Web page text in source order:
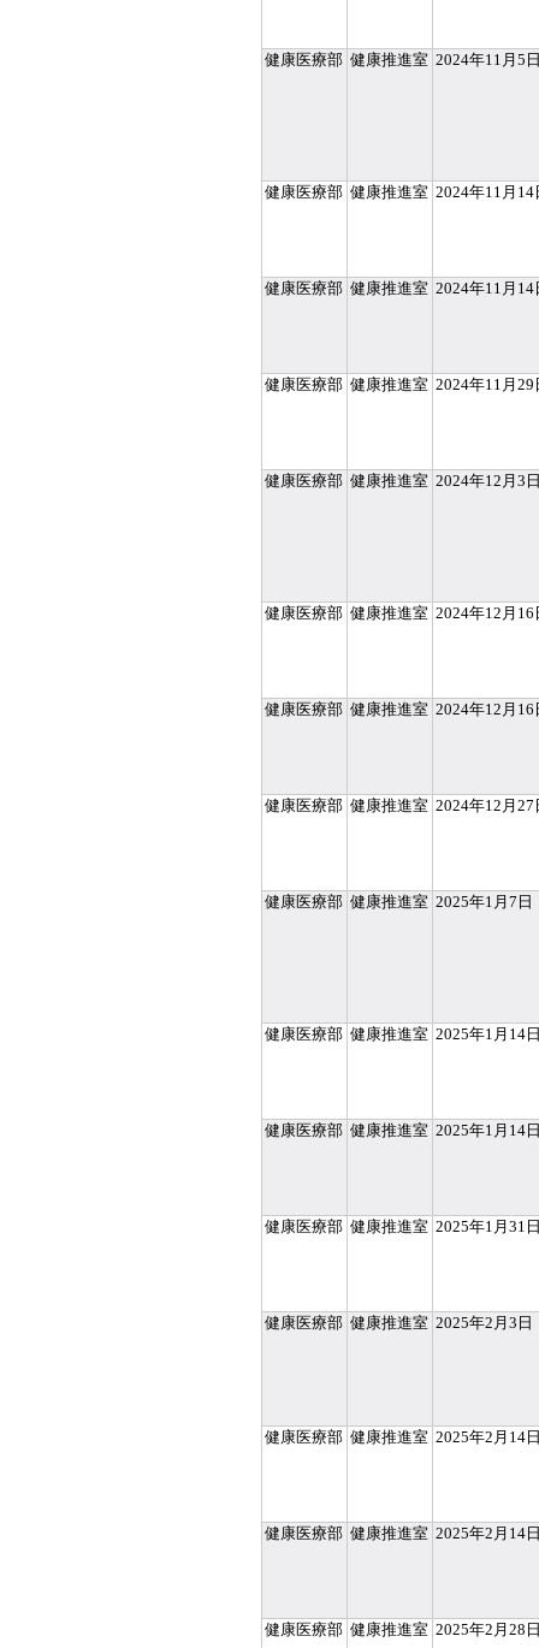
健康医療部 健康推進室 2024年11月5
健康医療部 健康推進室 2024年11月14
健康医療部 健康推進室 2024年11月14
健康医療部 健康推進室 2024年11月29
健康医療部 健康推進室 2024年12月3
健康医療部 健康推進室 2024年12月16
健康医療部 健康推進室 2024年12月16
健康医療部 健康推進室 2024年12月27
健康医療部 健康推進室 2025年1月7日
健康医療部 健康推進室 2025年1月14
健康医療部 健康推進室 2025年1月14
健康医療部 健康推進室 2025年1月31
健康医療部 健康推進室 2025年2月3日
健康医療部 健康推進室 2025年2月14
健康医療部 健康推進室 2025年2月14
健康医療部 健康推進室 2025年2月28